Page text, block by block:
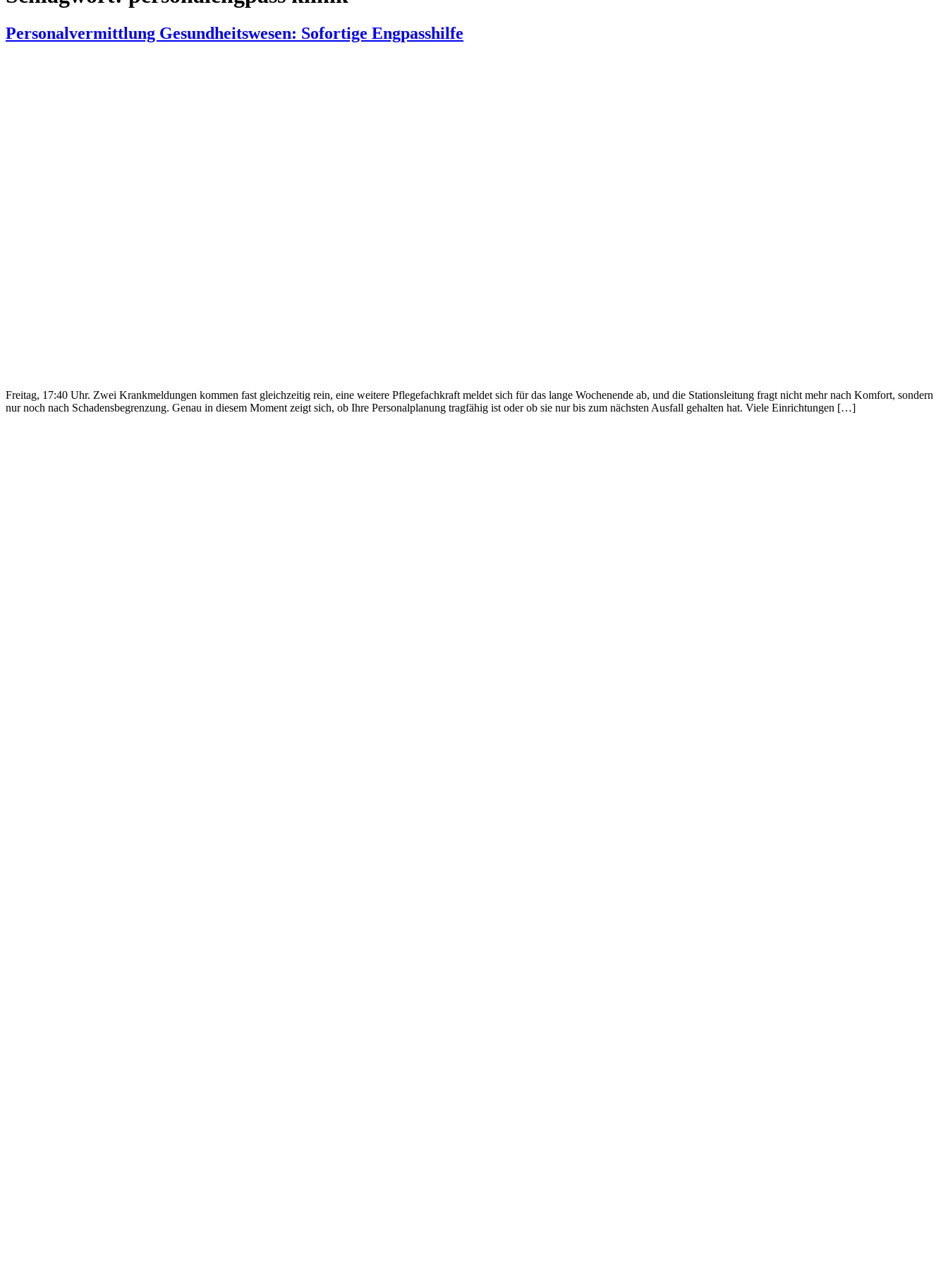
Personalvermittlung Gesundheitswesen: Sofortige Engpasshilfe
Freitag, 17:40 Uhr. Zwei Krankmeldungen kommen fast gleichzeitig rein, eine weitere Pflegefachkraft meldet sich für das lange Wochenende ab, und die Stationsleitung fragt nicht mehr nach Komfort, sondern
nur noch nach Schadensbegrenzung. Genau in diesem Moment zeigt sich, ob Ihre Personalplanung tragfähig ist oder ob sie nur bis zum nächsten Ausfall gehalten hat. Viele Einrichtungen […]